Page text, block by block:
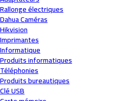
Rallonge électriques
Dahua Caméras
Hikvision
Imprimantes
Informatique
Produits informatiques
Téléphonies
Produits bureautiques
Clé USB